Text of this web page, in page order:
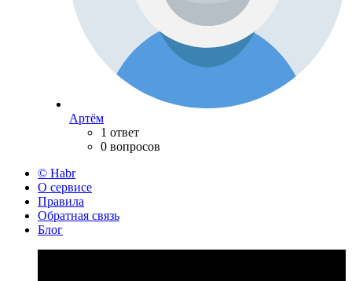
Артём
1 ответ
0 вопросов
© Habr
О сервисе
Правила
Обратная связь
Блог